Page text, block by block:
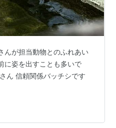
んが担当動物とのふれあい
に姿を出すことも多いで
ん 信頼関係バッチシです